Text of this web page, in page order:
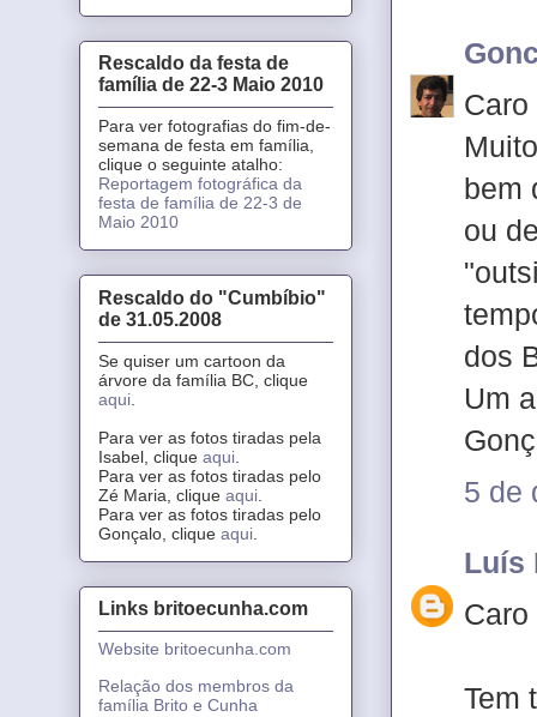
bem
ou
dos
Um
5 de
Luís
Tem
Rescaldo da festa de
família de 22-3 Maio 2010
Para ver fotografias do fim-de-
semana de festa em família,
clique o seguinte atalho:
Reportagem fotográfica da
festa de família de 22-3 de
Maio 2010
Rescaldo do "Cumbíbio"
de 31.05.2008
Se quiser um cartoon da
árvore da família BC, clique
aqui
Para ver as fotos tiradas pela
Isabel, clique aqui
Para ver as fotos tiradas pelo
Zé Maria, clique aqui
Para ver as fotos tiradas pelo
Gonçalo, clique aqui
Links britoecunha.com
Website britoecunha.com
Relação dos membros da
família Brito e Cunha